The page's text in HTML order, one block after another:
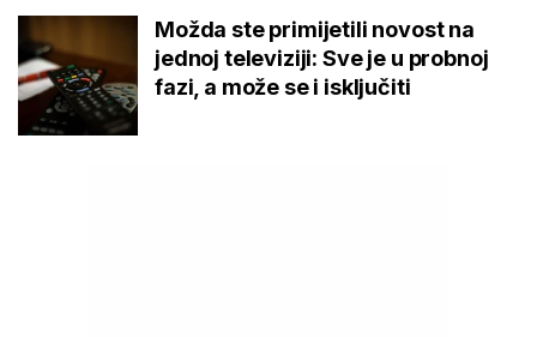
Možda ste primijetili novost na
jednoj televiziji: Sve je u probnoj
fazi, a može se i isključiti